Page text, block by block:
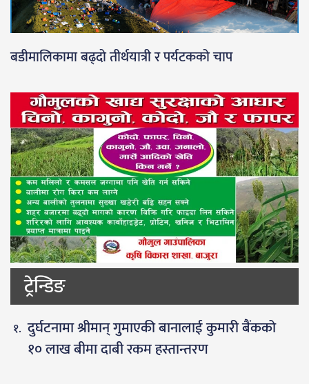
बडीमालिकामा बढ्दो तीर्थयात्री र पर्यटकको चाप
ट्रेन्डिङ
दुर्घटनामा श्रीमान् गुमाएकी बानालाई कुमारी बैंकको
१० लाख बीमा दाबी रकम हस्तान्तरण